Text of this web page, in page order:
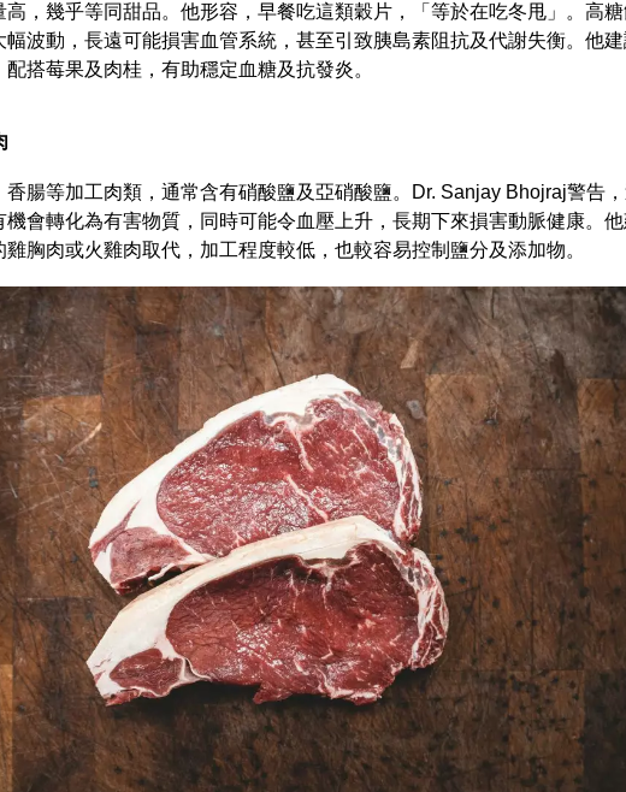
高，幾乎等同甜品。他形容，早餐吃這類穀片，「等於在吃冬甩」。高
幅波動，長遠可能損害血管系統，甚至引致胰島素阻抗及代謝失衡。他
搭莓果及肉桂，有助穩定血糖及抗發炎。
香腸等加工肉類，通常含有硝酸鹽及亞硝酸鹽。Dr. Sanjay Bhojraj警告
機會轉化為有害物質，同時可能令血壓上升，長期下來損害動脈健康。
雞胸肉或火雞肉取代，加工程度較低，也較容易控制鹽分及添加物。